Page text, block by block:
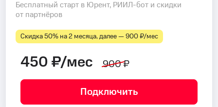
Бесплатный старт в Юрент, РИИЛ-бот и скидки
от партнёров
Скидка 50% на 2 месяца, далее — 900 ₽⁠/⁠мес
450 ₽/мес 900 ₽
Подключить